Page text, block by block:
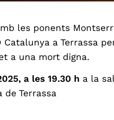
les ponents
Catalunya a Terrassa
a una mort digna.
a les 19.30 h a la
de Terrassa